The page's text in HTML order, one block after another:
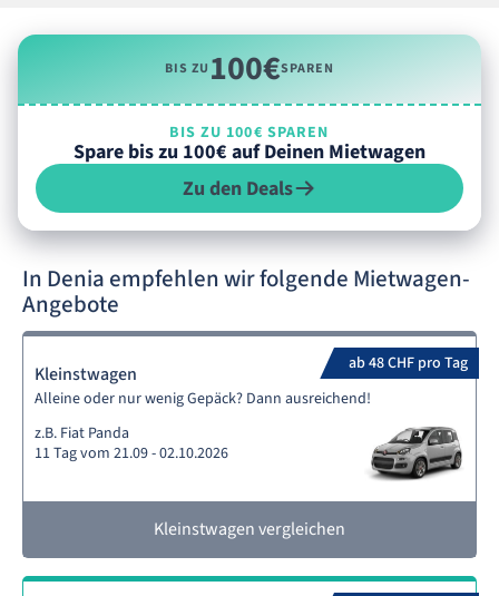
BIS ZU100€SPAREN
BIS ZU 100€ SPAREN
Spare bis zu 100€ auf Deinen Mietwagen
Zu den Deals
In Denia empfehlen wir folgende Mietwagen-
Angebote
ab 48 CHF pro Tag
Kleinstwagen
Alleine oder nur wenig Gepäck? Dann ausreichend!
z.B. Fiat Panda
11 Tag vom 21.09 - 02.10.2026
Kleinstwagen vergleichen